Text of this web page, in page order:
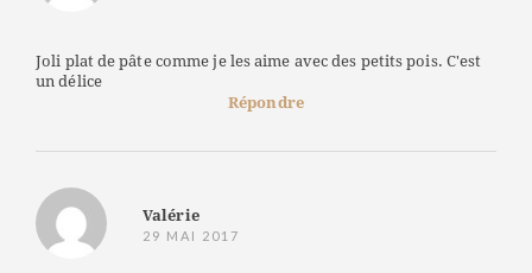
Joli plat de pâte comme je les aime avec des petits pois. C'est
un délice
Répondre
Valérie
29 MAI 2017